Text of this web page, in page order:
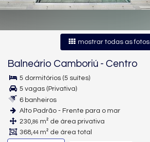
mostrar todas as fotos
Balneário Camboriú - Centro
5 dormitórios (5 suítes)
5 vagas (Privativa)
6 banheiros
Alto Padrão - Frente para o mar
230,86 m² de área privativa
368,44 m² de área total